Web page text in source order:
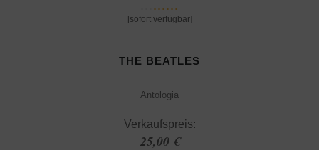
[sofort verfügbar]
THE BEATLES
Antologia
Verkaufspreis:
25,00 €